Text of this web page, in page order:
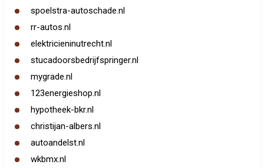
spoelstra-autoschade.nl
rr-autos.nl
elektricieninutrecht.nl
stucadoorsbedrijfspringer.nl
mygrade.nl
123energieshop.nl
hypotheek-bkr.nl
christijan-albers.nl
autoandelst.nl
wkbmx.nl